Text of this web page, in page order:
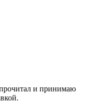
и принимаю